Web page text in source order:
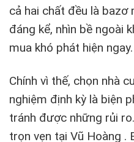
cả hai chất đều là bazơ
đáng kể, nhìn bề ngoài
mua khó phát hiện ngay.
Chính vì thế, chọn nhà
nghiệm định kỳ là biện
tránh được những rủi
trọn vẹn tại Vũ Hoàng .